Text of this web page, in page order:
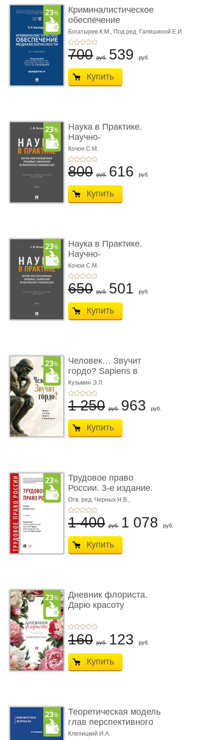
Криминалистическое
обеспечение
медиабезопас� ...
Богатырев К.М., Под ред. Галяшиной Е.И.
700 руб. 539 руб.
Купить
Наука в Практике.
Научно-
консультационные (пра
...
Кочои С.М.
800 руб. 616 руб.
Купить
Наука в Практике.
Научно-
консультационные (пра
...
Кочои С.М.
650 руб. 501 руб.
Купить
Человек… Звучит
гордо? Sapiens в
тенётах социума � ...
Кузьмин Э.Л.
1 250 руб. 963 руб.
Купить
Трудовое право
России. 3-е издание.
Учебник для ...
Отв. ред. Черных Н.В.,
Шестерякова И.В.
1 400 руб. 1 078 руб.
Купить
Дневник флориста.
Дарю красоту
160 руб. 123 руб.
Купить
Теоретическая модель
глав перспективного
УК о ...
Клепицкий И.А.